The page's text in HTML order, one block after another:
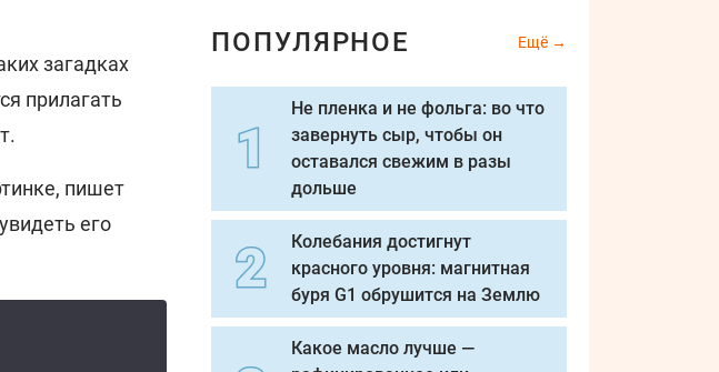
загадках
прилагать
пишет
его
ПОПУЛЯРНОЕ Ещё
Не пленка и не фольга: во что
завернуть сыр, чтобы он
оставался свежим в разы
дольше
Колебания достигнут
красного уровня: магнитная
буря G1 обрушится на Землю
Какое масло лучше —